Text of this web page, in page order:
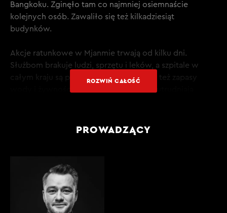
Bangkoku. Zginęło tam co najmniej osiemnaście
kolejnych osób. Zawaliło się też kilkadziesiąt
budynków.
Akcje ratunkowe w Mjanmie trwają od kilku dni.
Służbom brakuje ludzi, sprzętu i leków, a szpitale w
całym kraju są przepełnione. Kończą się też zapasy
domowa, a władzę sprawuje wojsko.
PRZECZYTAJ TRANSKRYPCJĘ CAŁEGO ODCINKA W
ROZWIŃ CAŁOŚĆ
PROWADZĄCY